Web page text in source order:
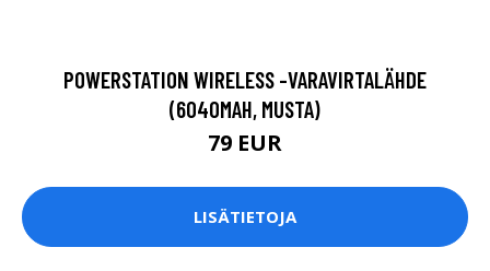
POWERSTATION WIRELESS -VARAVIRTALÄHDE
(6040MAH, MUSTA)
79 EUR
LISÄTIETOJA